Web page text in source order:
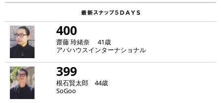
400
齋藤 玲緒奈 41歳
アバハウスインターナショナル
399
根石賢太郎 44歳
SoGoo